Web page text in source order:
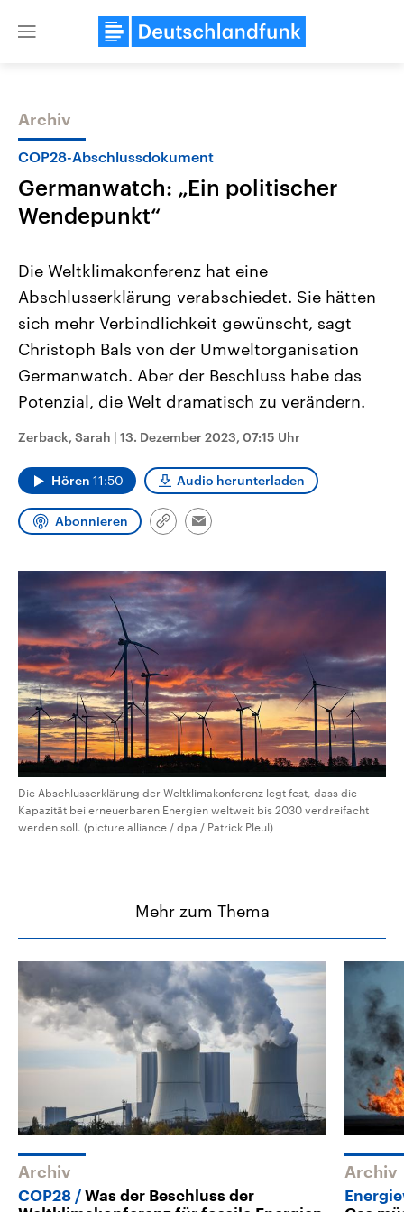
Close
Themen
Landtagswahl Sachsen-Anhalt
2026
Alle Informationen
Sachsen-Anhalt wählt am 6.
September 2026 einen neuen
Landtag. Seit 2021 wird das
Bundesland von einer Koalition aus
Umfragen, Prognosen,
Wahlprogramme, aktuelle Berichte
und Kandidaten der anstehenden
Wahl.
USA
Aktuelle Beiträge,
Hintergründe
Wirtschaftlich und
gehören die Vereinigten
den mächtigsten Ländern
mit großem Einfluss auf
Archiv
COP28-Abschlussdokument
Germanwatch: „Ein politischer
Wendepunkt“
Die Weltklimakonferenz hat eine
Abschlusserklärung verabschiedet. Sie hätten
sich mehr Verbindlichkeit gewünscht, sagt
Christoph Bals von der Umweltorganisation
Germanwatch. Aber der Beschluss habe das
Potenzial, die Welt dramatisch zu verändern.
Zerback, Sarah | 13. Dezember 2023, 07:15 Uhr
Hören 11:50 Audio herunterladen
Abonnieren
Link
Email
Die Abschlusserklärung der Weltklimakonferenz legt fest, dass die
Kapazität bei erneuerbaren Energien weltweit bis 2030 verdreifacht
werden soll. (picture alliance / dpa / Patrick Pleul)
Mehr zum Thema
Archiv
COP28
Was der Beschluss der
Archiv